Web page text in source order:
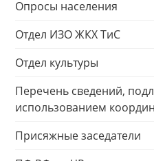
Опросы населения
Отдел ИЗО ЖКХ ТиС
Отдел культуры
Перечень сведений,
использованием
Присяжные заседатели